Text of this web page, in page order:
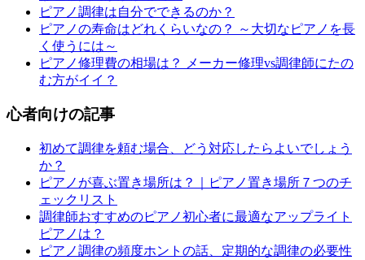
ピアノ調律は自分でできるのか？
ピアノの寿命はどれくらいなの？ ～大切なピアノを長
く使うには～
ピアノ修理費の相場は？ メーカー修理vs調律師にたの
む方がイイ？
心者向けの記事
初めて調律を頼む場合、どう対応したらよいでしょう
か？
ピアノが喜ぶ置き場所は？｜ピアノ置き場所７つのチ
ェックリスト
調律師おすすめのピアノ初心者に最適なアップライト
ピアノは？
ピアノ調律の頻度ホントの話、定期的な調律の必要性